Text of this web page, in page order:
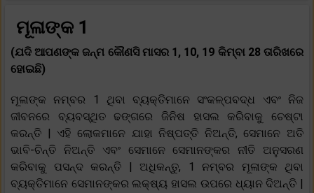
ମୂଳାଙ୍କ 1
(ଯଦି ଆପଣଙ୍କ ଜନ୍ମ କୌଣସି ମାସର 1, 10, 19 କିମ୍ବା 28 ତାରିଖରେ
ହୋଇଛି)
ମୂଳାଙ୍କ ନମ୍ବର 1 ଥିବା ବ୍ୟକ୍ତିମାନେ ସଂକଳ୍ପବଦ୍ଧ ଏବଂ ନିଜ
ଜୀବନରେ ବ୍ୟବସ୍ଥିତ ଢଙ୍ଗରେ ଜିନିଷ ହାସଲ କରିବାକୁ ଚେଷ୍ଟା
କରନ୍ତି | ଏହି ଲୋକମାନେ ଯାହା ନିଷ୍ପତ୍ତି ନିଅନ୍ତି, ସେମାନେ ଅତି
ଭାବି-ଚିନ୍ତି ନିଅନ୍ତି ଏବଂ ସେମାନେ ସେମାନଙ୍କର ନୀତି ଅନୁସରଣ
କରିବାକୁ ପସନ୍ଦ କରନ୍ତି | ଅଧିକନ୍ତୁ, 1 ନମ୍ବର ମୂଳାଙ୍କ ଥିବା
ବ୍ୟକ୍ତିମାନେ ସେମାନଙ୍କର ଲକ୍ଷ୍ୟ ହାସଲ ଉପରେ ଧ୍ୟାନ ଦିଅନ୍ତି |